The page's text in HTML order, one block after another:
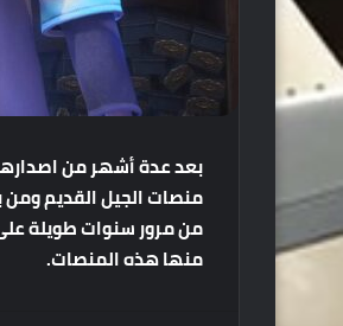
بعدعدةأشهرمن
منصاتالجيلالقديمومن
منمرورسنواتطويلة
منهاهذهالمنصات.